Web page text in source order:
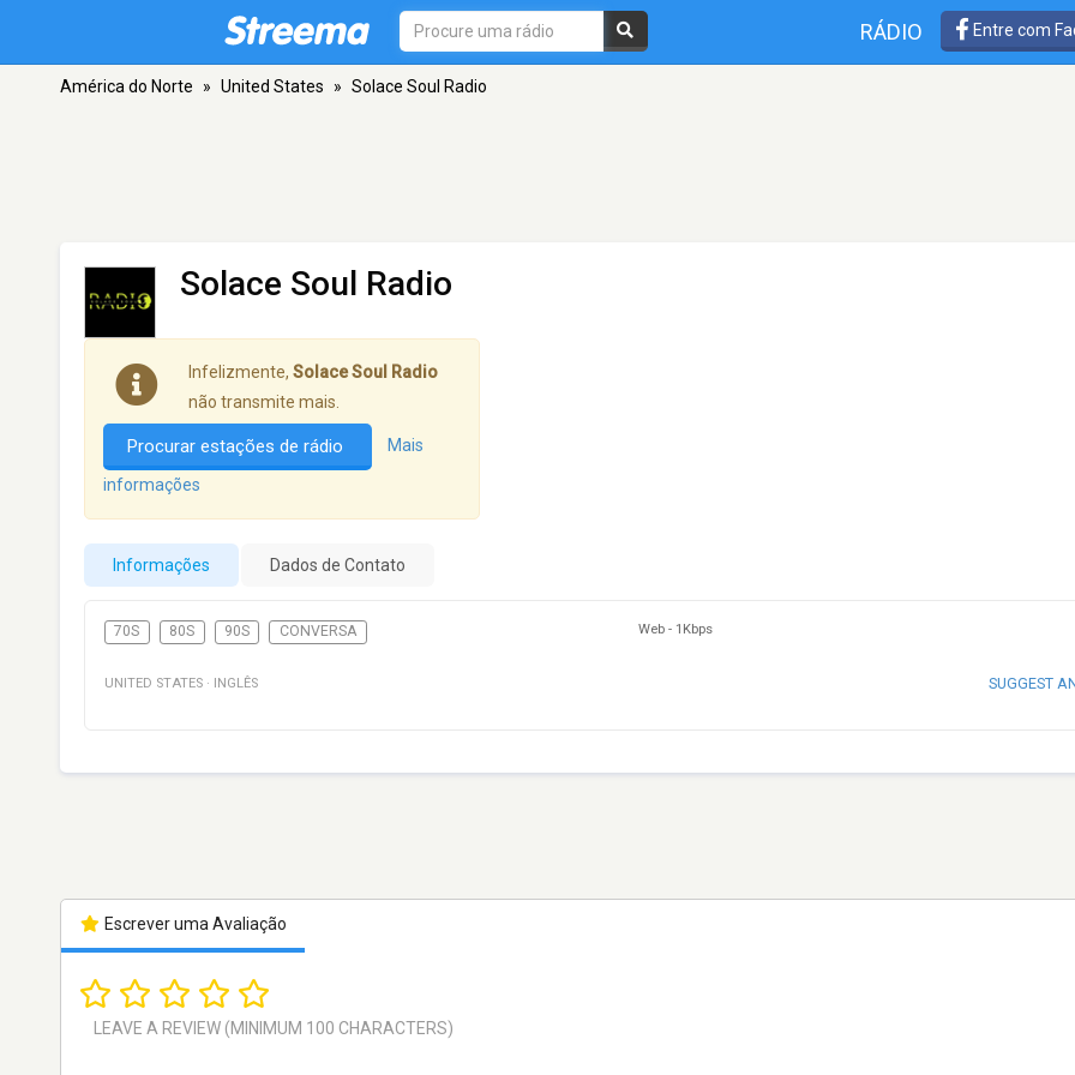
RÁDIO Entre com
América do Norte » United States » Solace Soul Radio
Solace Soul Radio
Infelizmente, Solace Soul Radio
não transmite mais.
Procurar estações de rádio Mais
informações
Informações Dados de Contato
70S 80S 90S CONVERSA Web - 1Kbps
UNITED STATES · INGLÊS SUGGEST
Escrever uma Avaliação